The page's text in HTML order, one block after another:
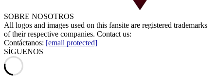
SOBRE NOSOTROS
All logos and images used on this fansite are registered trademarks
of their respective companies. Contact us:
Contáctanos: [email protected]
SÍGUENOS